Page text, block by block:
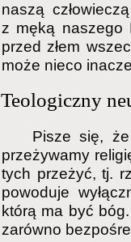
naszą
z męką naszego
przed złem
może nieco
Teologiczny
Pisze się,
przeżywamy
tych przeżyć, tj.
powoduje
którą ma być
zarówno